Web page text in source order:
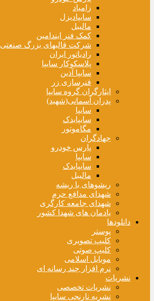
زامیاد
سایپادیزل
مالیبل
کمک فنر ایندامین
شرکت قالبهای بزرگ صنعتی
رادیاتور ایران
پلاسکوکار سایپا
سایپا آذین
فنرسازی زر
ایثارگران گروه سایپا
پدران آسمانی(شهید)
سایپا
سایپایدک
مگاموتور
جهادگران
پارس خودرو
سایپا
سایپایدک
مالیبل
ریشوهای با ریشه
شهدای مدافع حرم
شهدای جامعه کارگری
یادمان های شهدا کشور
دانلودها
پوستر
کلیپ تصویری
کلیپ صوتی
موبایل اسلامی
نرم افزار چند رسانه ای
نشریات
نشریات تخصصی
نشریه نارنجی سایپا